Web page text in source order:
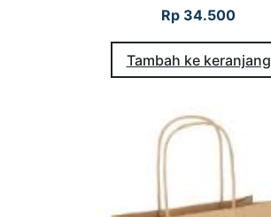
Rp 34.500
Tambah ke keranjang